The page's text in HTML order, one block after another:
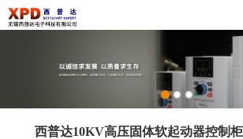
2 3
西普达10KV高压固体软起动器控制